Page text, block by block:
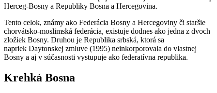
Herceg-Bosny a Republiky Bosna a Hercegovina.
Tento celok, známy ako Federácia Bosny a Hercegoviny či staršie
chorvátsko-moslimská federácia, existuje dodnes ako jedna z dvoch
zložiek Bosny. Druhou je Republika srbská, ktorá sa
napriek Daytonskej zmluve (1995) neinkorporovala do vlastnej
Bosny a aj v súčasnosti vystupuje ako federatívna republika.
Krehká Bosna